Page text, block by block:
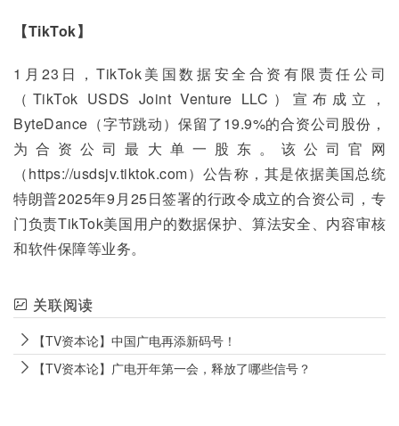
【TikTok】
1月23日，TikTok美国数据安全合资有限责任公司
（TikTok USDS Joint Venture LLC）宣布成立，
ByteDance（字节跳动）保留了19.9%的合资公司股份，
为合资公司最大单一股东。该公司官网
（https://usdsjv.tiktok.com）公告称，其是依据美国总统
特朗普2025年9月25日签署的行政令成立的合资公司，专
门负责TikTok美国用户的数据保护、算法安全、内容审核
和软件保障等业务。
关联阅读
【TV资本论】中国广电再添新码号！
【TV资本论】广电开年第一会，释放了哪些信号？